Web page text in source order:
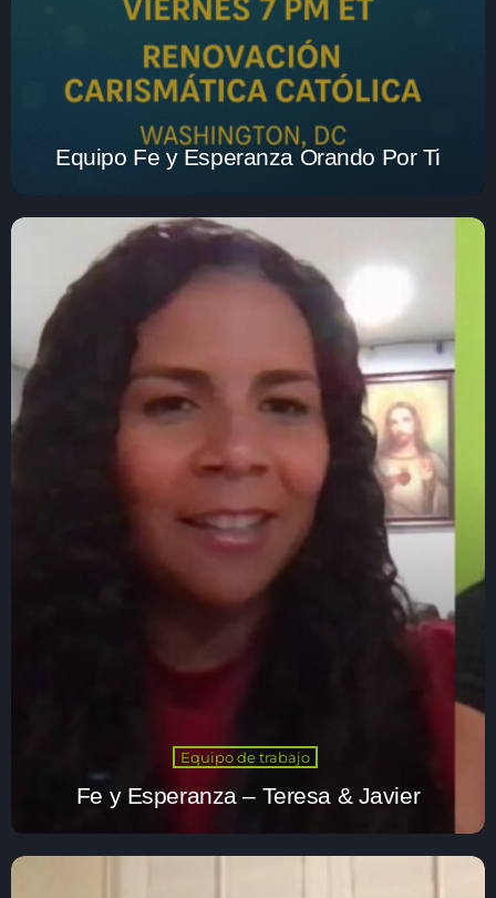
Equipo Fe y Esperanza Orando Por Ti
Equipo de trabajo
Fe y Esperanza – Teresa & Javier